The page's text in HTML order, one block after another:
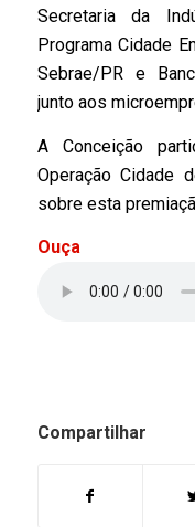
Secretaria da
Programa Cidade
Sebrae/PR e
junto aos
A Conceição
Operação Cidade
sobre esta
Ouça
Compartilhar